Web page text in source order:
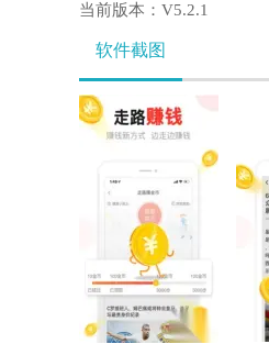
当前版本： V5.2.1
软件截图